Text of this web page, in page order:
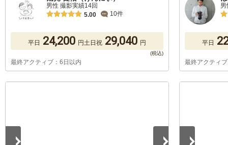
男性 撮影実績14回
5.00
10件
平日 24,200 円土日祝 29,040 円
最終アクティブ：6日以内
平日
最終アクティ